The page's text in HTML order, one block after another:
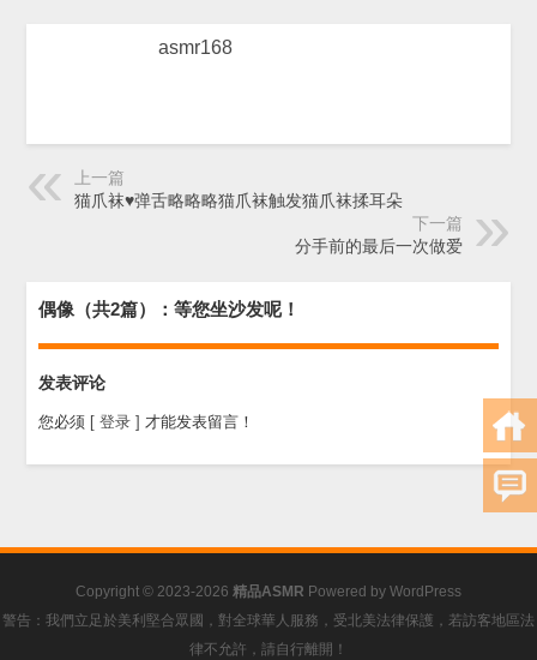
asmr168
上一篇
猫爪袜♥弹舌略略略猫爪袜触发猫爪袜揉耳朵
下一篇
分手前的最后一次做爱
偶像（共2篇）：等您坐沙发呢！
发表评论
您必须 [ 登录 ] 才能发表留言！
Copyright © 2023-2026 精品ASMR Powered by WordPress
警告：我們立足於美利堅合眾國，對全球華人服務，受北美法律保護，若訪客地區法
律不允許，請自行離開！